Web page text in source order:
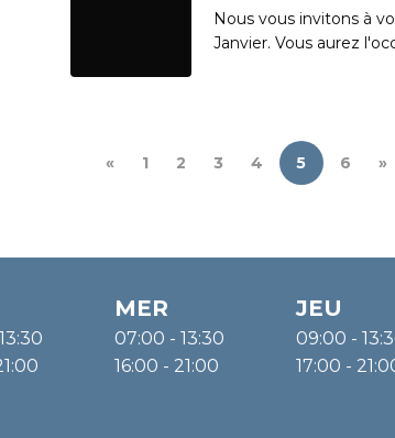
Nous vous invitons à
Janvier. Vous aurez
« 1 2 3 4 5 6 »
MER
07:00 - 13:30
16:00 - 21:00
JEU
09:00 -
17:00 -